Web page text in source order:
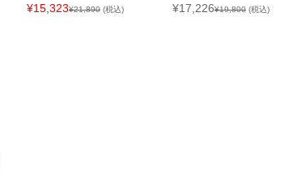
¥15,323¥21,890 (税込) ¥17,226¥19,800 (税込)